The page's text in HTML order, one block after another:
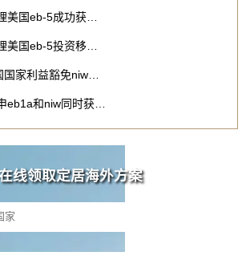
美国eb-5成功获…
美国eb-5投资移…
家利益豁免niw…
eb1a和niw同时获…
线领取定居海外方案